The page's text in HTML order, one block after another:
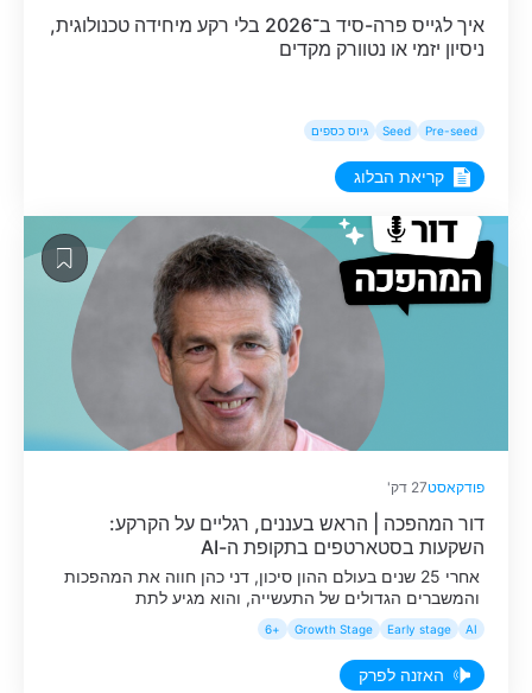
איך לגייס פרה-סיד ב־2026 בלי רקע מיחידה טכנולוגית,
ניסיון יזמי או נטוורק מקדים
Pre-seed
Seed גיוס כספים
קריאת הבלוג
פודקאסט27 דק'
דור המהפכה | הראש בעננים, רגליים על הקרקע:
השקעות בסטארטפים בתקופת ה-AI
אחרי 25 שנים בעולם ההון סיכון, דני כהן חווה את המהפכות
והמשברים הגדולים של התעשייה, והוא מגיע לתת
פרספקטיבה עם רגליים על הקרקע על מה באמת השתנה עם
כניסת ה-AI ומה נשאר בדיוק אותו הדבר.
AI
Early stage
Growth Stage
+6
האזנה לפרק